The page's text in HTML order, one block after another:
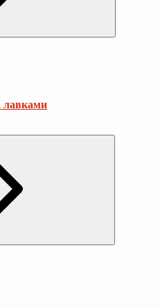
лавками